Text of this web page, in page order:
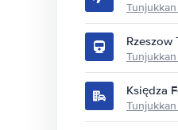
Rzeszow
Księdza